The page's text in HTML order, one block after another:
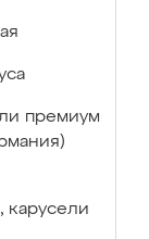
премиум
карусели